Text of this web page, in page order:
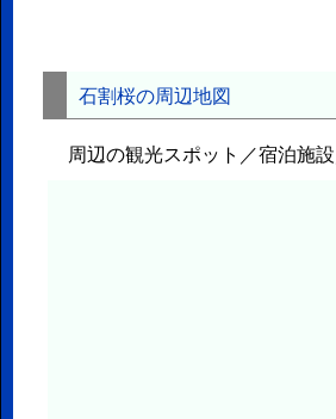
石割桜の周辺地図
周辺の観光スポット／宿泊施